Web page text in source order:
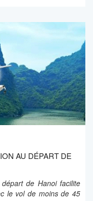
AU DÉPART DE
de Hanoi facilite
le vol de moins de 45